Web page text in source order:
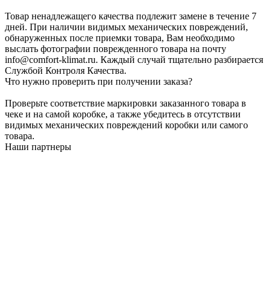
Товар ненадлежащего качества подлежит замене в течение 7
дней. При наличии видимых механических повреждений,
обнаруженных после приемки товара, Вам необходимо
выслать фотографии поврежденного товара на почту
info@comfort-klimat.ru. Каждый случай тщательно разбирается
Службой Контроля Качества.
Что нужно проверить при получении заказа?
Проверьте соответствие маркировки заказанного товара в
чеке и на самой коробке, а также убедитесь в отсутствии
видимых механических повреждений коробки или самого
товара.
Наши партнеры